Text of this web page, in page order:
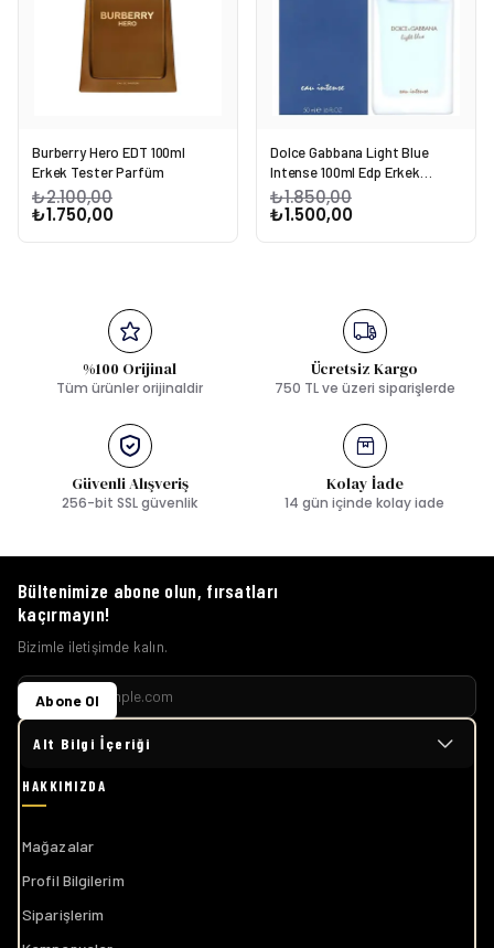
Burberry Hero EDT 100ml
Erkek Tester Parfüm
₺2.100,00
₺1.750,00
Dolce Gabbana Light Blue
Intense 100ml Edp Erkek
Tester Parfüm
₺1.850,00
₺1.500,00
%100 Orijinal
Tüm ürünler orijinaldir
Ücretsiz Kargo
750 TL ve üzeri siparişlerde
Güvenli Alışveriş
256-bit SSL güvenlik
Kolay İade
14 gün içinde kolay iade
Alt Bilgi İçeriği
Mağazalar
Profil Bilgilerim
Siparişlerim
Bültenimize abone olun, fırsatları
kaçırmayın!
Bizimle iletişimde kalın.
Abone Ol